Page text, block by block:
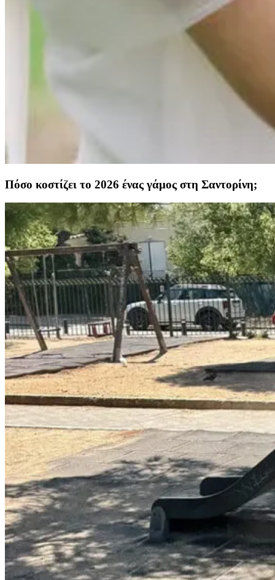
Πόσο κοστίζει το 2026 ένας γάμος στη Σαντορίνη;